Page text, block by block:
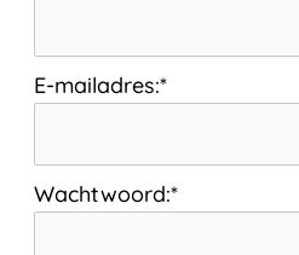
E-mailadres:*
Wachtwoord:*